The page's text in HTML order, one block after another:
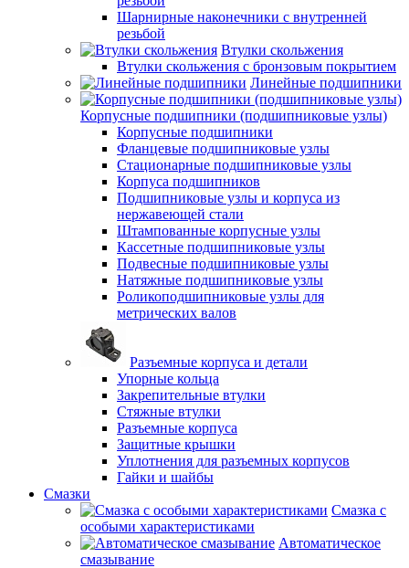
Шарнирные наконечники с внутренней
резьбой
Втулки скольжения
Втулки скольжения с бронзовым покрытием
Линейные подшипники
Корпусные подшипники (подшипниковые узлы)
Корпусные подшипники
Фланцевые подшипниковые узлы
Стационарные подшипниковые узлы
Корпуса подшипников
Подшипниковые узлы и корпуса из
нержавеющей стали
Штампованные корпусные узлы
Кассетные подшипниковые узлы
Подвесные подшипниковые узлы
Натяжные подшипниковые узлы
Роликоподшипниковые узлы для
метрических валов
Разъемные корпуса и детали
Упорные кольца
Закрепительные втулки
Стяжные втулки
Разъемные корпуса
Защитные крышки
Уплотнения для разъемных корпусов
Гайки и шайбы
Смазки
Смазка с
особыми характеристиками
Автоматическое
смазывание